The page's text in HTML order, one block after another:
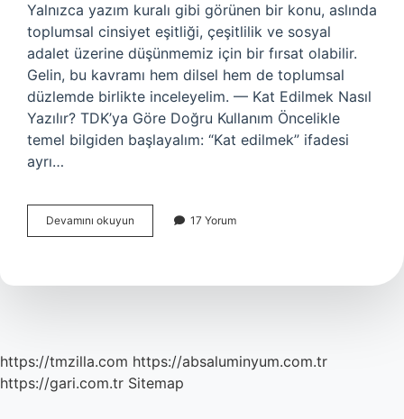
Yalnızca yazım kuralı gibi görünen bir konu, aslında
toplumsal cinsiyet eşitliği, çeşitlilik ve sosyal
adalet üzerine düşünmemiz için bir fırsat olabilir.
Gelin, bu kavramı hem dilsel hem de toplumsal
düzlemde birlikte inceleyelim. — Kat Edilmek Nasıl
Yazılır? TDK’ya Göre Doğru Kullanım Öncelikle
temel bilgiden başlayalım: “Kat edilmek” ifadesi
ayrı…
Devamını okuyun
i
demek
17 Yorum
https://tmzilla.com https://absaluminyum.com.tr
https://gari.com.tr Sitemap